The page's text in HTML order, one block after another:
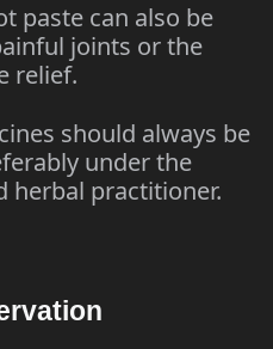
paste can also be
joints or the
relief.
should always be
under the
herbal practitioner.